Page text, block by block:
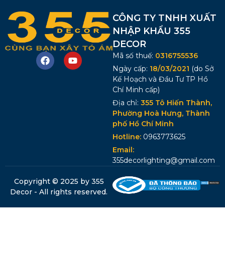
CÔNG TY TNHH XUẤT
NHẬP KHẨU 355
DECOR
Mã số thuế: 0316755536
Ngày cấp: 18/03/2021 (do Sở
Kế Hoạch và Đầu Tư TP Hồ
Chí Minh cấp)
Địa chỉ: 355 Tô Hiến Thành,
Phường Hoà Hưng, Thành
phố Hồ Chí Minh
Hotline: 0963773625
Email:
355decorlighting@gmail.com
Copyright © 2025 by 355
Decor - All rights reserved.